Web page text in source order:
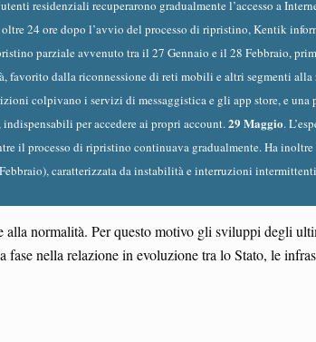
residenziali recuperarono gradualmente l’accesso a
24 ore dopo l’avvio del processo di ripristino, Kentik
parziale avvenuto tra il 27 Gennaio e il 28 Febbraio,
dalla riconnessione di reti mobili e altri segmenti
colpivano i servizi di messaggistica e gli app store, e
per accedere ai propri account.29 Maggio.
il processo di ripristino continuava gradualmente. Ha
caratterizzata da instabilità e interruzioni
alla normalità. Per questo motivo gli sviluppi degli
fase nella relazione in evoluzione tra lo Stato, le